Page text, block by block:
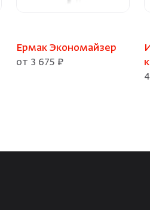
Ермак Экономайзер
от 3 675 ₽